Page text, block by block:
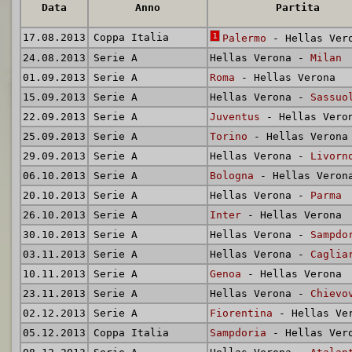
Data Anno Partita
17.08.2013
Coppa Italia 1 Palermo - Hellas
24.08.2013
Serie A Hellas Verona - Milan
01.09.2013
Serie A Roma - Hellas Verona
15.09.2013
Serie A Hellas Verona -
22.09.2013
Serie A Juventus - Hellas
25.09.2013
Serie A Torino - Hellas Verona
29.09.2013
Serie A Hellas Verona -
06.10.2013
Serie A Bologna - Hellas
20.10.2013
Serie A Hellas Verona - Parma
26.10.2013
Serie A Inter - Hellas Verona
30.10.2013 Serie A Hellas Verona -
03.11.2013
Serie A Hellas Verona -
10.11.2013
Serie A Genoa - Hellas Verona
23.11.2013
Serie A Hellas Verona -
02.12.2013
Serie A Fiorentina - Hellas
05.12.2013
Coppa Italia Sampdoria - Hellas